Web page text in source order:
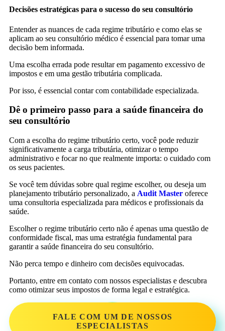
Decisões estratégicas para o sucesso do seu consultório
Entender as nuances de cada regime tributário e como elas se
aplicam ao seu consultório médico é essencial para tomar uma
decisão bem informada.
Uma escolha errada pode resultar em pagamento excessivo de
impostos e em uma gestão tributária complicada.
Por isso, é essencial contar com contabilidade especializada.
Dê o primeiro passo para a saúde financeira do
seu consultório
Com a escolha do regime tributário certo, você pode reduzir
significativamente a carga tributária, otimizar o tempo
administrativo e focar no que realmente importa: o cuidado com
os seus pacientes.
Se você tem dúvidas sobre qual regime escolher, ou deseja um
planejamento tributário personalizado, a Audit Master oferece
uma consultoria especializada para médicos e profissionais da
saúde.
Escolher o regime tributário certo não é apenas uma questão de
conformidade fiscal, mas uma estratégia fundamental para
garantir a saúde financeira do seu consultório.
Não perca tempo e dinheiro com decisões equivocadas.
Portanto, entre em contato com nossos especialistas e descubra
como otimizar seus impostos de forma legal e estratégica.
FALE COM UM DE NOSSOS
ESPECIALISTAS